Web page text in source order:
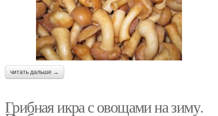
читать дальше →
Грибная икра с овощами на зиму.